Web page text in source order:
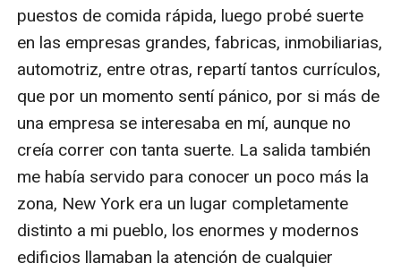
puestos de comida rápida, luego probé suerte
en las empresas grandes, fabricas, inmobiliarias,
automotriz, entre otras, repartí tantos currículos,
que por un momento sentí pánico, por si más de
una empresa se interesaba en mí, aunque no
creía correr con tanta suerte. La salida también
me había servido para conocer un poco más la
zona, New York era un lugar completamente
distinto a mi pueblo, los enormes y modernos
edificios llamaban la atención de cualquier